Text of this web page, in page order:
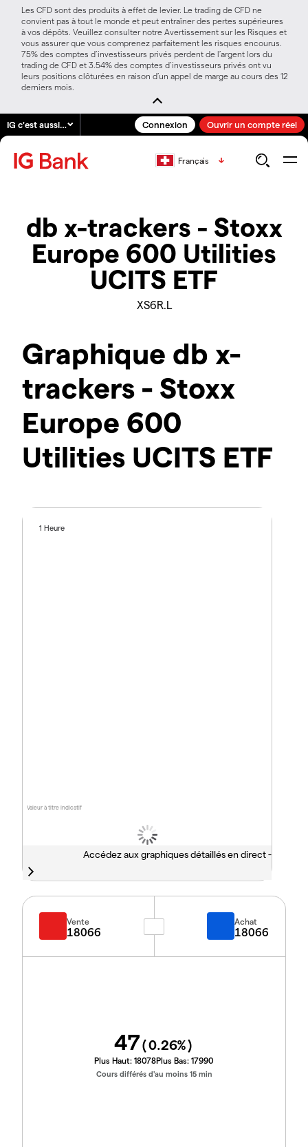
Les CFD sont des produits à effet de levier. Le trading de CFD ne
convient pas à tout le monde et peut entraîner des pertes supérieures
à vos dépôts. Veuillez consulter notre Avertissement sur les Risques et
vous assurer que vous comprenez parfaitement les risques encourus.
75% des comptes d’investisseurs privés perdent de l’argent lors du
trading de CFD et 3.54% des comptes d’investisseurs privés ont vu
leurs positions clôturées en raison d’un appel de marge au cours des 12
derniers mois.
IG c'est aussi… Connexion Ouvrir un compte réel
Français
db x-trackers - Stoxx
Europe 600 Utilities
UCITS ETF
XS6R.L
Graphique db x-
trackers - Stoxx
Europe 600
Utilities UCITS ETF
Valeur à titre indicatif
1 Heure
Accédez aux graphiques détaillés en direct -
Vente
18066
Achat
18066
47(0.26%)
Plus Haut: 18078Plus Bas: 17990
Cours différés d'au moins 15 min